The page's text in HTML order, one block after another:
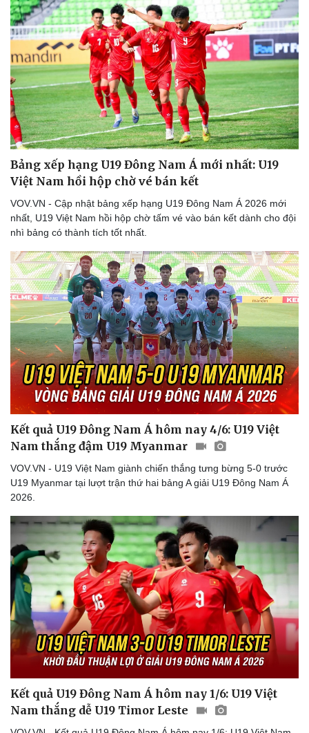
Bảng xếp hạng U19 Đông Nam Á mới nhất: U19
Việt Nam hồi hộp chờ vé bán kết
VOV.VN - Cập nhật bảng xếp hạng U19 Đông Nam Á 2026 mới
nhất, U19 Việt Nam hồi hộp chờ tấm vé vào bán kết dành cho đội
nhì bảng có thành tích tốt nhất.
Kết quả U19 Đông Nam Á hôm nay 4/6: U19 Việt
Nam thắng đậm U19 Myanmar
VOV.VN - U19 Việt Nam giành chiến thắng tưng bừng 5-0 trước
U19 Myanmar tại lượt trận thứ hai bảng A giải U19 Đông Nam Á
2026.
Kết quả U19 Đông Nam Á hôm nay 1/6: U19 Việt
Nam thắng dễ U19 Timor Leste